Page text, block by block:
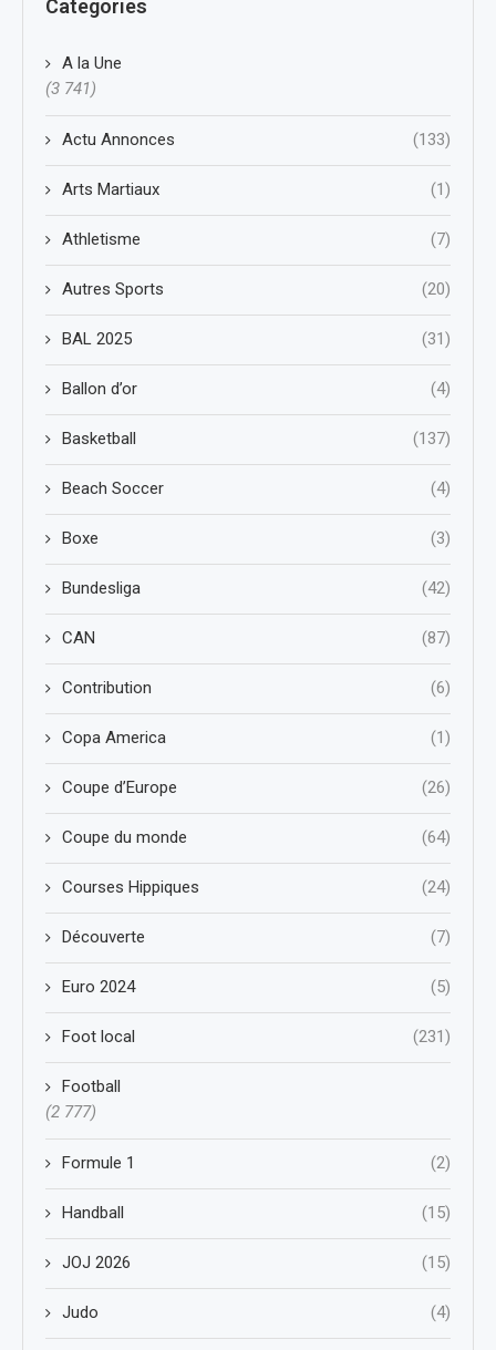
Categories
A la Une
(3 741)
Actu Annonces (133)
Arts Martiaux (1)
Athletisme (7)
Autres Sports (20)
BAL 2025 (31)
Ballon d’or (4)
Basketball (137)
Beach Soccer (4)
Boxe (3)
Bundesliga (42)
CAN (87)
Contribution (6)
Copa America (1)
Coupe d’Europe (26)
Coupe du monde (64)
Courses Hippiques (24)
Découverte (7)
Euro 2024 (5)
Foot local (231)
Football
(2 777)
Formule 1 (2)
Handball (15)
JOJ 2026 (15)
Judo (4)